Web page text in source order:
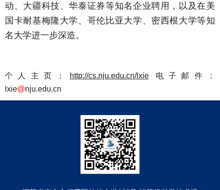
动、大疆科技、华泰证券等知名企业聘用，以及在美
国卡耐基梅隆大学、哥伦比亚大学、密西根大学等知
名大学进一步深造。
个人主页： http://cs.nju.edu.cn/lxie
电子邮件：
lxie@nju.edu.cn